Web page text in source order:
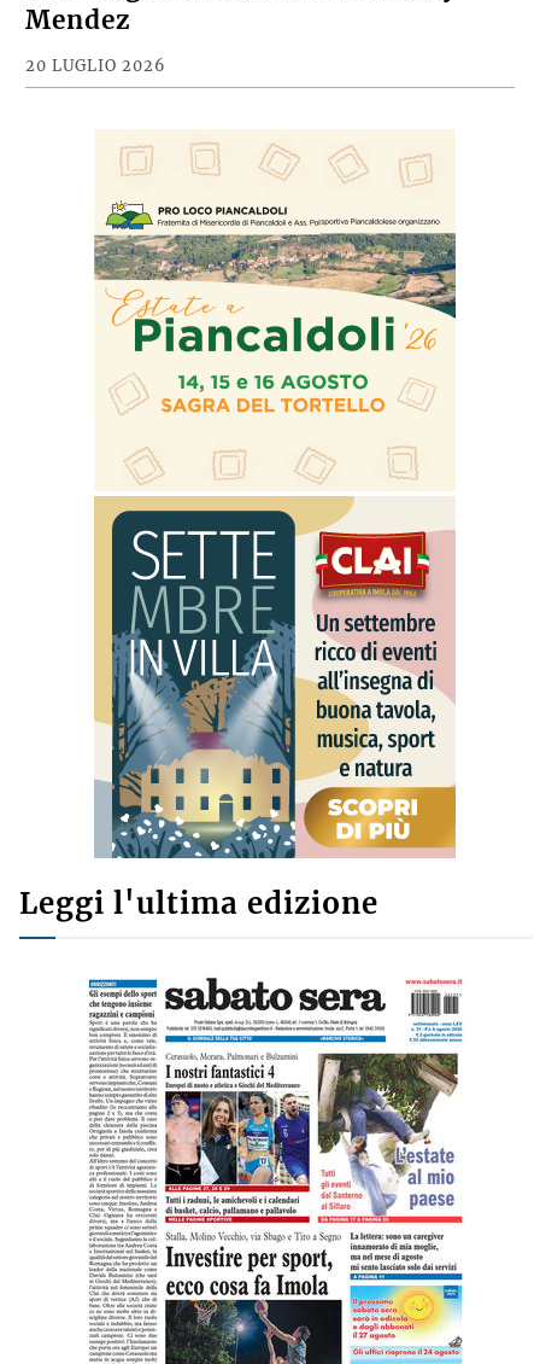
Mendez
20 LUGLIO 2026
Leggi l'ultima edizione